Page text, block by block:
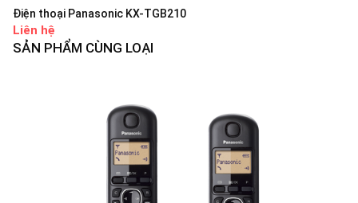
Điện thoại Panasonic KX-TGB210
Liên hệ
SẢN PHẨM CÙNG LOẠI